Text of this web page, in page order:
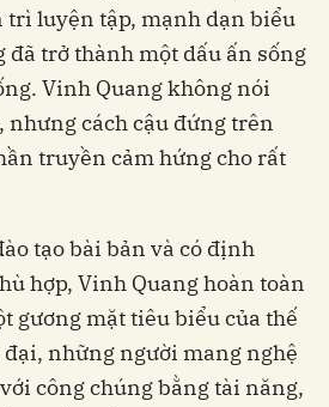
luyện tập, mạnh dạn biểu
đã trở thành một dấu ấn sống
Vinh Quang không nói
nhưng cách cậu đứng trên
truyền cảm hứng cho rất
tạo bài bản và có định
hợp, Vinh Quang hoàn toàn
gương mặt tiêu biểu của thế
những người mang nghệ
công chúng bằng tài năng,